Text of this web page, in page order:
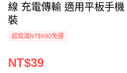
線 充電傳輸 適用平板手
裝
超取滿NT$690免運
NT$39